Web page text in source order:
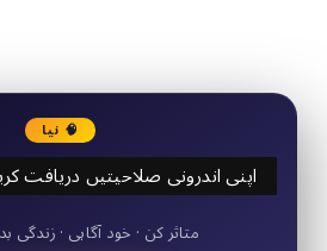
🧠 نیا
اپنی اندرونی صلاحیتیں دریافت
50+ مختصر کوئز
متاثر کن · خود آگاہی · زندگی